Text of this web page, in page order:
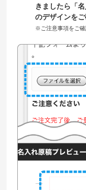
きましたら「
のデザインをご
※ご注意事項をご確